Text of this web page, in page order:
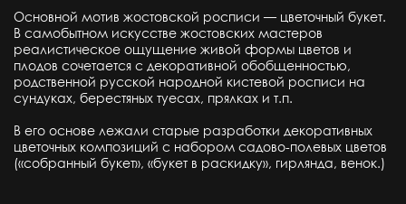
Основной мотив жостовской росписи — цветочный букет.
В самобытном искусстве жостовских мастеров
реалистическое ощущение живой формы цветов и
плодов сочетается с декоративной обобщенностью,
родственной русской народной кистевой росписи на
сундуках, берестяных туесах, прялках и т.п.
В его основе лежали старые разработки декоративных
цветочных композиций с набором садово-полевых цветов
(«собранный букет», «букет в раскидку», гирлянда, венок.)